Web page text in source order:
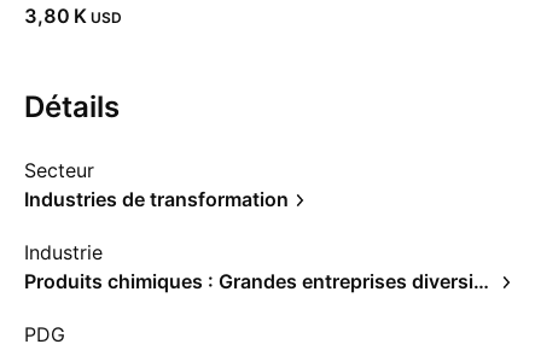
‪3,80 K‬ USD
Détails
Secteur
Industries de transformation
Industrie
Produits chimiques : Grandes entreprises diversifiées
PDG